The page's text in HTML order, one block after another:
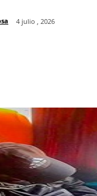
4 julio , 2026